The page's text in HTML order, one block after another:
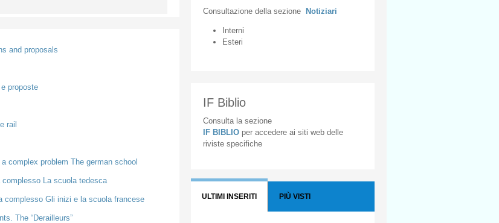
and proposals
proposte
rail
complex problem The german school
La scuola tedesca
complesso Gli inizi e la scuola francese
The “Derailleurs”
Consultazione della sezione Notiziari
Interni
Esteri
IF Biblio
Consulta la sezione
IF BIBLIO per accedere ai siti web delle
riviste specifiche
ULTIMI INSERITI PIÙ VISTI